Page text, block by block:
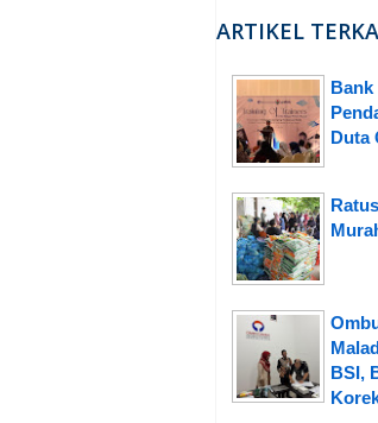
ARTIKEL
Bank
Duta
BSI,